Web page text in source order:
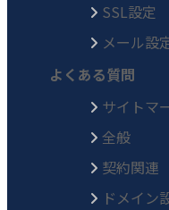
SSL設定
メール設
よくある質問
サイトマ
全般
契約関連
ドメイン